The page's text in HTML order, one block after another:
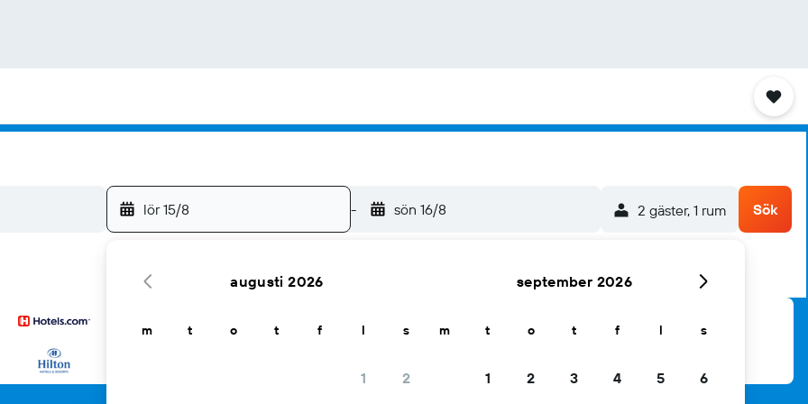
lör 15/8 - sön 16/8 2 gäster, 1 rum Sök
augusti 2026
m t o t f l s
1 2
september 2026
m t o t f l s
1 2 3 4 5 6